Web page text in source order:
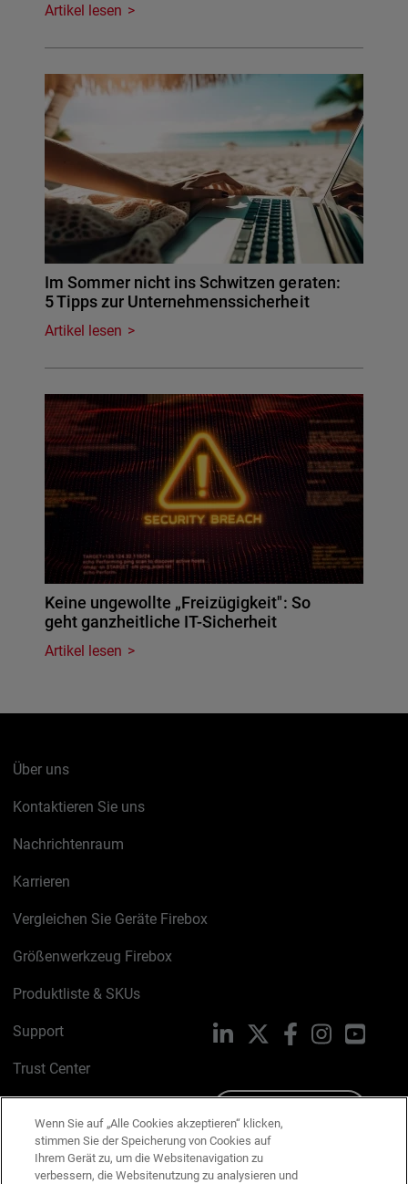
Artikel lesen
Im Sommer nicht ins Schwitzen geraten:
5 Tipps zur Unternehmenssicherheit
Artikel lesen
Keine ungewollte „Freizügigkeit": So
geht ganzheitliche IT-Sicherheit
Artikel lesen
Über uns
Kontaktieren Sie uns
Nachrichtenraum
Karrieren
Vergleichen Sie Geräte Firebox
Größenwerkzeug Firebox
Produktliste & SKUs
Support
Trust Center
Cookie-Richtlinie
LinkedIn FacebookInstagram
Wenn Sie auf „Alle Cookies akzeptieren“ klicken,
stimmen Sie der Speicherung von Cookies auf
Ihrem Gerät zu, um die Websitenavigation zu
verbessern, die Websitenutzung zu analysieren und